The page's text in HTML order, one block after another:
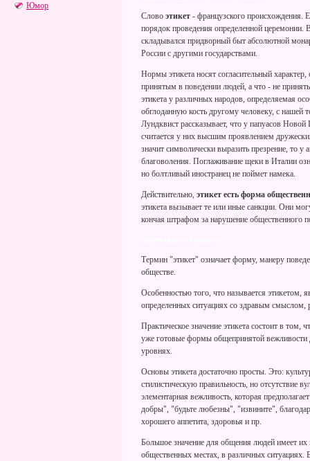
Юмор
Слово этикет - французского происхождения.
порядок проведения определенной
складывался придворный быт абсолютной
России с другими государствами.
Нормы этикета носят согласительный
принятым в поведении людей, а что - не
этикета у различных народов, определяемая
обглоданную кость другому человеку, с нашей
Лундквист рассказывает, что у папуасов
считается у них высшим проявлением
значит символически выразить презрение, то у
благоволения. Поглаживание щеки в Италии
но болтливый иностранец не поймет намека.
Действительно, этикет есть форма
этикета вызывает те или иные санкции. Они
кончая штрафом за нарушение общественного
Термин "этикет" означает форму, манеру
обществе.
Особенностью того, что называется этикетом,
определенных ситуациях со здравым смыслом,
Практическое значение этикета состоит в
уже готовые формы общепринятой
уровнях.
Основы этикета достаточно просты. Это:
стилистическую правильность, но отсутствие
элементарная вежливость, которая
добры", "будьте любезны", "извините",
хорошего аппетита, здоровья и пр.
Большое значение для общения людей имеет
общественных местах, в различных ситуациях.